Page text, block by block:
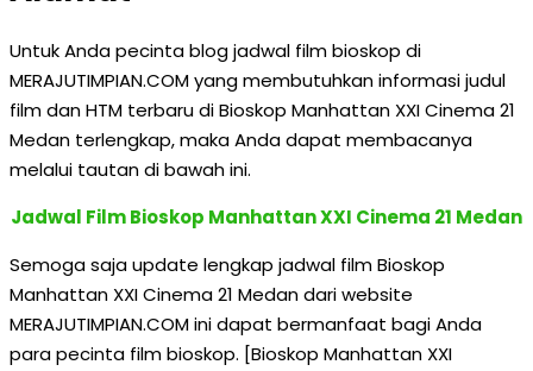
Untuk Anda pecinta blog jadwal film bioskop di
MERAJUTIMPIAN.COM yang membutuhkan informasi judul
film dan HTM terbaru di Bioskop Manhattan XXI Cinema 21
Medan terlengkap, maka Anda dapat membacanya
melalui tautan di bawah ini.
Jadwal Film Bioskop Manhattan XXI Cinema 21 Medan
Semoga saja update lengkap jadwal film Bioskop
Manhattan XXI Cinema 21 Medan dari website
MERAJUTIMPIAN.COM ini dapat bermanfaat bagi Anda
para pecinta film bioskop. [Bioskop Manhattan XXI